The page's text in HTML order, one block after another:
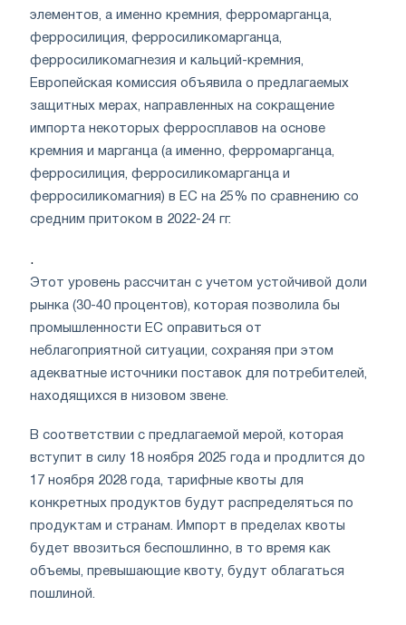
элементов, а именно кремния, ферромарганца,
ферросилиция, ферросиликомарганца,
ферросиликомагнезия и кальций-кремния,
Европейская комиссия объявила о предлагаемых
защитных мерах, направленных на сокращение
импорта некоторых ферросплавов на основе
кремния и марганца (а именно, ферромарганца,
ферросилиция, ферросиликомарганца и
ферросиликомагния) в ЕС на 25% по сравнению со
средним притоком в 2022-24 гг.
.
Этот уровень рассчитан с учетом устойчивой доли
рынка (30-40 процентов), которая позволила бы
промышленности ЕС оправиться от
неблагоприятной ситуации, сохраняя при этом
адекватные источники поставок для потребителей,
находящихся в низовом звене.
В соответствии с предлагаемой мерой, которая
вступит в силу 18 ноября 2025 года и продлится до
17 ноября 2028 года, тарифные квоты для
конкретных продуктов будут распределяться по
продуктам и странам. Импорт в пределах квоты
будет ввозиться беспошлинно, в то время как
объемы, превышающие квоту, будут облагаться
пошлиной.